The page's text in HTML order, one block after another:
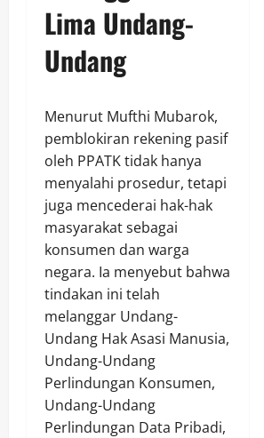
Lima Undang-
Undang
Menurut Mufthi Mubarok,
pemblokiran rekening pasif
oleh PPATK tidak hanya
menyalahi prosedur, tetapi
juga mencederai hak-hak
masyarakat sebagai
konsumen dan warga
negara. Ia menyebut bahwa
tindakan ini telah
melanggar Undang-
Undang Hak Asasi Manusia,
Undang-Undang
Perlindungan Konsumen,
Undang-Undang
Perlindungan Data Pribadi,